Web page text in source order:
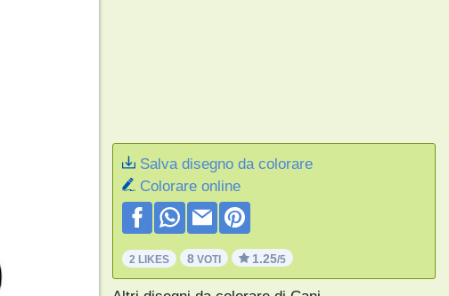
Salva disegno da colorare
Colorare online
2 LIKES 8VOTI 1.25/5